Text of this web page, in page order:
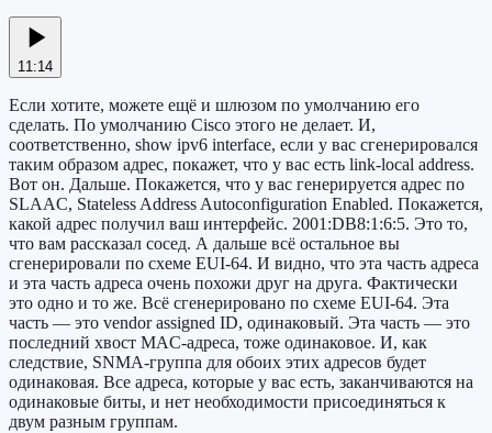
11:14
Если хотите, можете ещё и шлюзом по умолчанию его
сделать. По умолчанию Cisco этого не делает. И,
соответственно, show ipv6 interface, если у вас сгенерировался
таким образом адрес, покажет, что у вас есть link-local address.
Вот он. Дальше. Покажется, что у вас генерируется адрес по
SLAAC, Stateless Address Autoconfiguration Enabled. Покажется,
какой адрес получил ваш интерфейс. 2001:DB8:1:6:5. Это то,
что вам рассказал сосед. А дальше всё остальное вы
сгенерировали по схеме EUI-64. И видно, что эта часть адреса
и эта часть адреса очень похожи друг на друга. Фактически
это одно и то же. Всё сгенерировано по схеме EUI-64. Эта
часть — это vendor assigned ID, одинаковый. Эта часть — это
последний хвост MAC-адреса, тоже одинаковое. И, как
следствие, SNMA-группа для обоих этих адресов будет
одинаковая. Все адреса, которые у вас есть, заканчиваются на
одинаковые биты, и нет необходимости присоединяться к
двум разным группам.